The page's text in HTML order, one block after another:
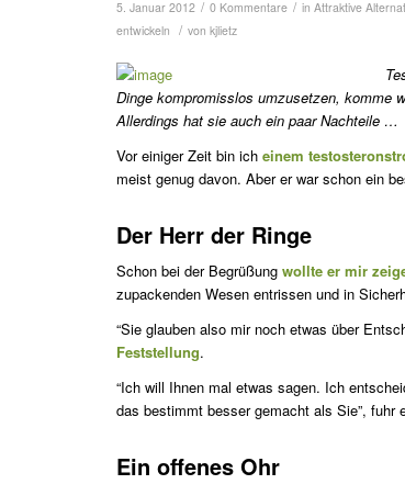
5. Januar 2012 / 0 Kommentare / in Attraktive
entwickeln / von kjlietz
Dinge kompromisslos umzuset­zen, komme
Allerdings hat sie auch ein paar Nachteile …
Vor einiger Zeit bin ich einem
meist genug davon. Aber er war schon ein
Der Herr der Ringe
Schon bei der Begrüßung wollte er mir
zupackenden Wesen entrissen und in
“Sie glauben also mir noch etwas über
Feststellung.
“Ich will Ihnen mal etwas sagen. Ich
das bestimmt besser gemacht als Sie”, fuhr
Ein offenes Ohr